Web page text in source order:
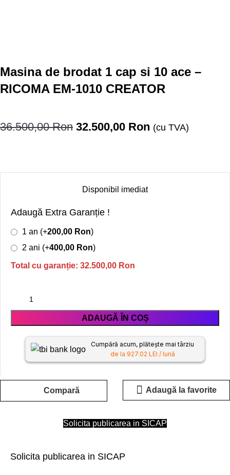
Masina de brodat 1 cap si 10 ace –
RICOMA EM-1010 CREATOR
36.500,00Ron 32.500,00 Ron (cu TVA)
Disponibil imediat
Adaugă Extra Garanție !
1 an (+200,00 Ron)
2 ani (+400,00 Ron)
Total cu garanție: 32.500,00 Ron
ADAUGĂ ÎN COȘ
Cumpără acum, plătește mai târziu
de la 927.02 LEI / lună
Compară Adaugă la favorite
Solicita publicarea in SICAP
Solicita publicarea in SICAP